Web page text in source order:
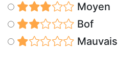
Moyen
Bof
Mauvais